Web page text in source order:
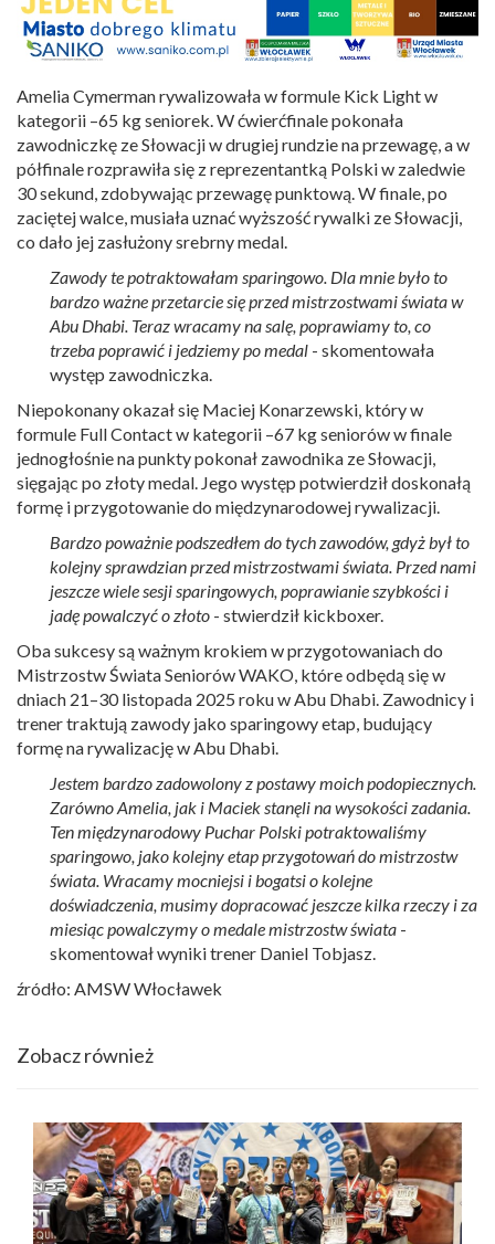
Amelia Cymerman rywalizowała w formule Kick Light w
kategorii –65 kg seniorek. W ćwierćfinale pokonała
zawodniczkę ze Słowacji w drugiej rundzie na przewagę, a w
półfinale rozprawiła się z reprezentantką Polski w zaledwie
30 sekund, zdobywając przewagę punktową. W finale, po
zaciętej walce, musiała uznać wyższość rywalki ze Słowacji,
co dało jej zasłużony srebrny medal.
Zawody te potraktowałam sparingowo. Dla mnie było to
bardzo ważne przetarcie się przed mistrzostwami świata w
Abu Dhabi. Teraz wracamy na salę, poprawiamy to, co
trzeba poprawić i jedziemy po medal - skomentowała
występ zawodniczka.
Niepokonany okazał się Maciej Konarzewski, który w
formule Full Contact w kategorii –67 kg seniorów w finale
jednogłośnie na punkty pokonał zawodnika ze Słowacji,
sięgając po złoty medal. Jego występ potwierdził doskonałą
formę i przygotowanie do międzynarodowej rywalizacji.
Bardzo poważnie podszedłem do tych zawodów, gdyż był to
kolejny sprawdzian przed mistrzostwami świata. Przed nami
jeszcze wiele sesji sparingowych, poprawianie szybkości i
jadę powalczyć o złoto - stwierdził kickboxer.
Oba sukcesy są ważnym krokiem w przygotowaniach do
Mistrzostw Świata Seniorów WAKO, które odbędą się w
dniach 21–30 listopada 2025 roku w Abu Dhabi. Zawodnicy i
trener traktują zawody jako sparingowy etap, budujący
formę na rywalizację w Abu Dhabi.
Jestem bardzo zadowolony z postawy moich podopiecznych.
Zarówno Amelia, jak i Maciek stanęli na wysokości zadania.
Ten międzynarodowy Puchar Polski potraktowaliśmy
sparingowo, jako kolejny etap przygotowań do mistrzostw
świata. Wracamy mocniejsi i bogatsi o kolejne
doświadczenia, musimy dopracować jeszcze kilka rzeczy i za
miesiąc powalczymy o medale mistrzostw świata -
skomentował wyniki trener Daniel Tobjasz.
źródło: AMSW Włocławek
Zobacz również